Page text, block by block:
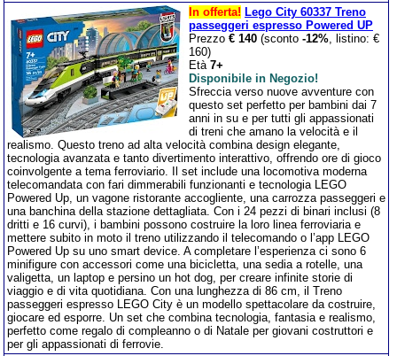
In offerta! Lego City 60337 Treno
passeggeri espresso Powered UP
Prezzo € 140 (sconto -12%, listino: €
160)
Età 7+
Disponibile in Negozio!
Sfreccia verso nuove avventure con
questo set perfetto per bambini dai 7
anni in su e per tutti gli appassionati
di treni che amano la velocità e il
realismo. Questo treno ad alta velocità combina design elegante,
tecnologia avanzata e tanto divertimento interattivo, offrendo ore di gioco
coinvolgente a tema ferroviario. Il set include una locomotiva moderna
telecomandata con fari dimmerabili funzionanti e tecnologia LEGO
Powered Up, un vagone ristorante accogliente, una carrozza passeggeri e
una banchina della stazione dettagliata. Con i 24 pezzi di binari inclusi (8
dritti e 16 curvi), i bambini possono costruire la loro linea ferroviaria e
mettere subito in moto il treno utilizzando il telecomando o l’app LEGO
Powered Up su uno smart device. A completare l’esperienza ci sono 6
minifigure con accessori come una bicicletta, una sedia a rotelle, una
valigetta, un laptop e persino un hot dog, per creare infinite storie di
viaggio e di vita quotidiana. Con una lunghezza di 86 cm, il Treno
passeggeri espresso LEGO City è un modello spettacolare da costruire,
giocare ed esporre. Un set che combina tecnologia, fantasia e realismo,
perfetto come regalo di compleanno o di Natale per giovani costruttori e
per gli appassionati di ferrovie.